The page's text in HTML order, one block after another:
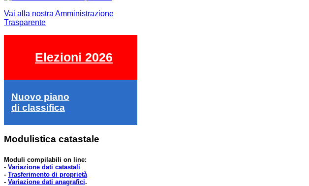
Vai alla nostra Amministrazione
Trasparente
Elezioni 2026
Nuovo piano
di classifica
Modulistica catastale
Moduli compilabili on line:
- Variazione dati catastali
- Trasferimento di proprietà
- Variazione dati anagrafici.